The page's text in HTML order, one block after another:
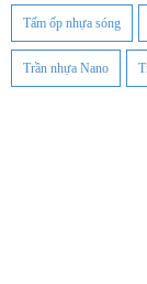
Tấm ốp nhựa sóng
Trần nhựa Nano